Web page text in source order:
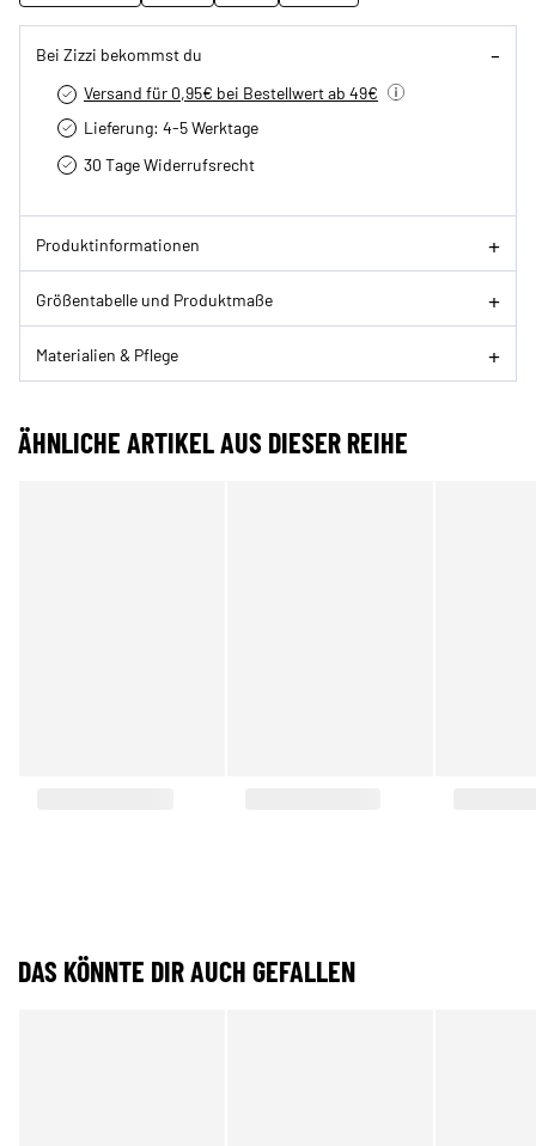
Bei Zizzi bekommst du
Versand für 0,95€ bei Bestellwert ab 49€
Lieferung: 4-5 Werktage
30 Tage Widerrufsrecht
Produktinformationen
Größentabelle und Produktmaße
Materialien & Pflege
ÄHNLICHE ARTIKEL AUS DIESER REIHE
DAS KÖNNTE DIR AUCH GEFALLEN